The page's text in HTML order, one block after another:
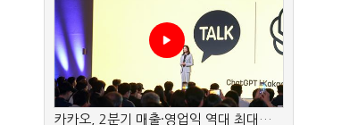
카카오, 2분기 매출·영업익 역대 최대…